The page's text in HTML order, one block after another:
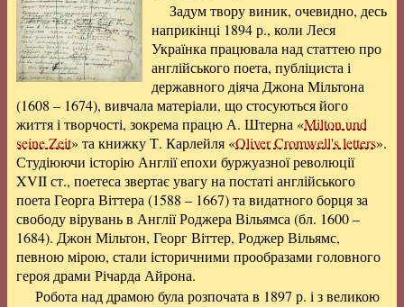
Задум твору виник, очевидно, десь
наприкінці 1894 р., коли Леся
Українка працювала над статтею про
англійського поета, публіциста і
державного діяча Джона Мільтона
(1608 – 1674), вивчала матеріали, що стосуються його
життя і творчості, зокрема працю А. Штерна «Milton und
seine Zeit» та книжку Т. Карлейля «Oliver Cromwell's letters».
Студіюючи історію Англії епохи буржуазної революції
XVII ст., поетеса звертає увагу на постаті англійського
поета Георга Віттера (1588 – 1667) та видатного борця за
свободу вірувань в Англії Роджера Вільямса (бл. 1600 –
1684). Джон Мільтон, Георг Віттер, Роджер Вільямс,
певною мірою, стали історичними прообразами головного
героя драми Річарда Айрона.
Робота над драмою була розпочата в 1897 р. і з великою